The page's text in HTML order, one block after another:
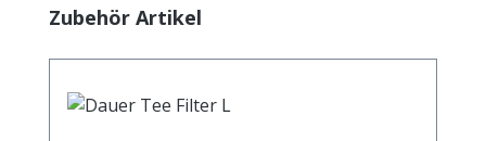
max.10 min.
Produktgalerie überspringen
Zubehör Artikel